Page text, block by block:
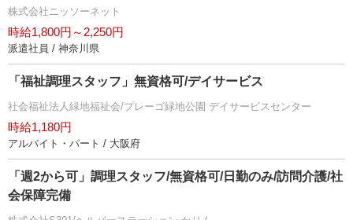
株式会社ニッソーネット
時給1,800円～2,250円
派遣社員 / 神奈川県
「福祉調理スタッフ」無資格可/デイサービス
社会福祉法人緑地福祉会/プレーゴ緑地公園 デイサービスセンター
時給1,180円
アルバイト・パート / 大阪府
「週2から可」調理スタッフ/無資格可/日勤のみ/訪問介護/社
会保障完備